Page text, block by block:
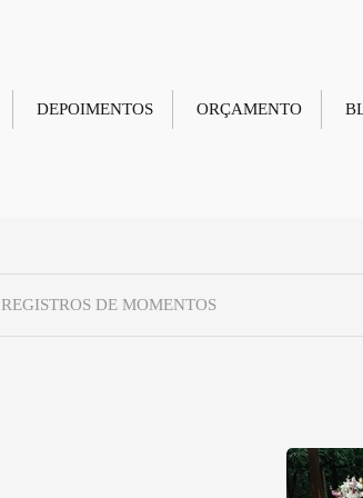
DEPOIMENTOS ORÇAMENTO
REGISTROS DE MOMENTOS